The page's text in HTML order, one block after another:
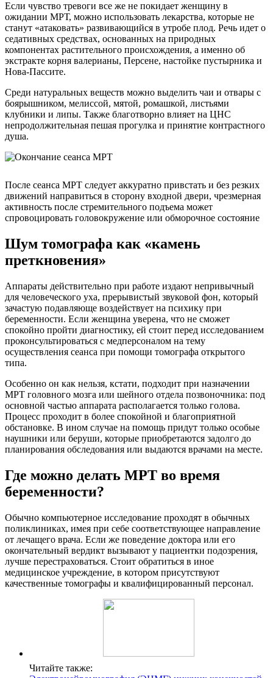
Если чувство тревоги все же не покидает женщину в
ожидании МРТ, можно использовать лекарства, которые не
станут «атаковать» развивающийся в утробе плод. Речь идет о
седативных средствах, основанных на природных
компонентах растительного происхождения, а именно об
экстракте корня валерианы, Персене, настойке пустырника и
Нова-Пассите.
Среди натуральных веществ можно выделить чаи и отвары с
боярышником, мелиссой, мятой, ромашкой, листьями
клубники и липы. Также благотворно влияет на ЦНС
непродолжительная пешая прогулка и принятие контрастного
душа.
После сеанса МРТ следует аккуратно привстать и без резких
движений направиться в сторону входной двери, чрезмерная
активность после стремительного подъема может
спровоцировать головокружение или обморочное состояние
Шум томографа как «камень
преткновения»
Аппараты действительно при работе издают непривычный
для человеческого уха, прерывистый звуковой фон, который
зачастую подавляюще воздействует на психику при
беременности. Если женщина уверена, что не сможет
спокойно пройти диагностику, ей стоит перед исследованием
проконсультироваться с медперсоналом на тему
осуществления сеанса при помощи томографа открытого
типа.
Особенно он как нельзя, кстати, подходит при назначении
МРТ головного мозга или шейного отдела позвоночника: под
основной частью аппарата располагается только голова.
Процесс проходит в более спокойной и благоприятной
обстановке. В ином случае на помощь придут только особые
наушники или беруши, которые приобретаются задолго до
планирования обследования или выдаются врачами на месте.
Где можно делать МРТ во время
беременности?
Обычно компьютерное исследование проходят в обычных
поликлиниках, имея при себе соответствующее направление
от лечащего врача. Если же поведение доктора или его
окончательный вердикт вызывают у пациентки подозрения,
лучше перестраховаться. Стоит обратиться в иное
медицинское учреждение, в котором присутствуют
качественные томографы и квалифицированный персонал.
Читайте также: